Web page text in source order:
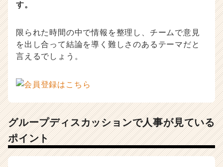
す。
限られた時間の中で情報を整理し、チームで意見
を出し合って結論を導く難しさのあるテーマだと
言えるでしょう。
グループディスカッションで人事が見ている
ポイント